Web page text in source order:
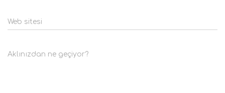
Web sitesi
Aklınızdan ne geçiyor?